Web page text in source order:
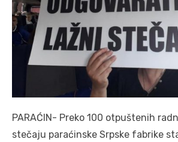
PARAĆIN- Preko 100 otpuštenih
stečaju paraćinske Srpske fabrike